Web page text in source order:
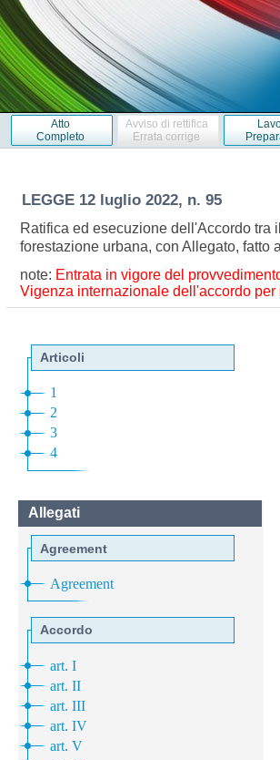
Atto
Completo
Avviso di rettifica
Errata corrige
LEGGE 12 luglio 2022, n. 95
Ratifica ed esecuzione dell'Accordo tra
forestazione urbana, con Allegato,
note: Entrata in vigore del
Vigenza internazionale dell'accordo